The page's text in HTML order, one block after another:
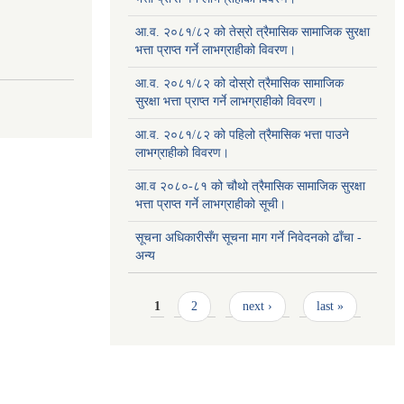
आ.व. २०८१/८२ को तेस्रो त्रैमासिक सामाजिक सुरक्षा
भत्ता प्राप्त गर्ने लाभग्राहीको विवरण।
आ.व. २०८१/८२ को दोस्रो त्रैमासिक सामाजिक
सुरक्षा भत्ता प्राप्त गर्ने लाभग्राहीको विवरण।
आ.व. २०८१/८२ को पहिलो त्रैमासिक भत्ता पाउने
लाभग्राहीको विवरण।
आ.व २०८०-८१ को चौथो त्रैमासिक सामाजिक सुरक्षा
भत्ता प्राप्त गर्ने लाभग्राहीको सूची।
सूचना अधिकारीसँग सूचना माग गर्ने निवेदनको ढाँचा -
अन्य
Pages
1 2 next › last »